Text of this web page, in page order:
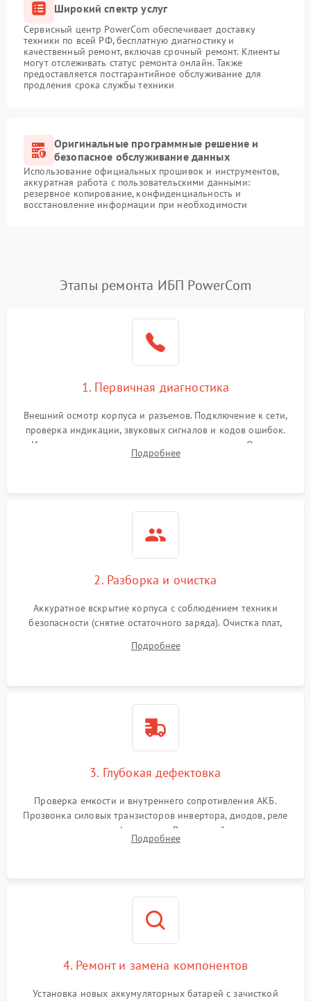
Широкий спектр услуг
Сервисный центр PowerCom обеспечивает доставку
техники по всей РФ, бесплатную диагностику и
качественный ремонт, включая срочный ремонт. Клиенты
могут отслеживать статус ремонта онлайн. Также
предоставляется постгарантийное обслуживание для
продления срока службы техники
Оригинальные программные решение и
безопасное обслуживание данных
Использование официальных прошивок и инструментов,
аккуратная работа с пользовательскими данными:
резервное копирование, конфиденциальность и
восстановление информации при необходимости
Этапы ремонта ИБП PowerCom
1. Первичная диагностика
Внешний осмотр корпуса и разъемов. Подключение к сети,
проверка индикации, звуковых сигналов и кодов ошибок.
Измерение входного и выходного напряжения. Оценка
реакции ИБП на отключение основного питания без
Подробнее
2. Разборка и очистка
Аккуратное вскрытие корпуса с соблюдением техники
безопасности (снятие остаточного заряда). Очистка плат,
и кистей для предотвращения перегрева и замыканий.
Подробнее
3. Глубокая дефектовка
Проверка емкости и внутреннего сопротивления АКБ.
Прозвонка силовых транзисторов инвертора, диодов, реле
переключения и трансформатора. Визуальный поиск вздутых
конденсаторов и прогаров на печатной плате.
Подробнее
4. Ремонт и замена компонентов
Установка новых аккумуляторных батарей с зачисткой